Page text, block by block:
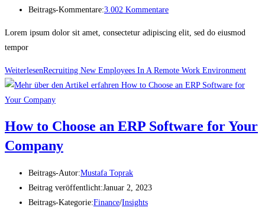
Beitrags-Kommentare:3.002 Kommentare
Lorem ipsum dolor sit amet, consectetur adipiscing elit, sed do eiusmod
tempor
WeiterlesenRecruiting New Employees In A Remote Work Environment
How to Choose an ERP Software for Your
Company
Beitrags-Autor:Mustafa Toprak
Beitrag veröffentlicht:Januar 2, 2023
Beitrags-Kategorie:Finance/Insights